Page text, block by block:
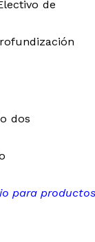
de
dos
para productos